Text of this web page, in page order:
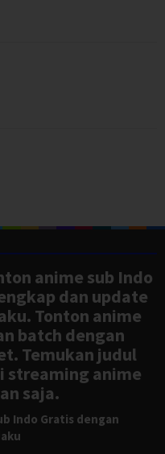
anime sub Indo
dan update
Tonton anime
batch dengan
Temukan judul
anime
saja.
Indo Gratis dengan